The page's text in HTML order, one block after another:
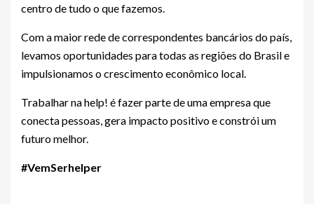
centro de tudo o que fazemos.
Com a maior rede de correspondentes bancários do país,
levamos oportunidades para todas as regiões do Brasil e
impulsionamos o crescimento econômico local.
Trabalhar na help! é fazer parte de uma empresa que
conecta pessoas, gera impacto positivo e constrói um
futuro melhor.
#VemSerhelper